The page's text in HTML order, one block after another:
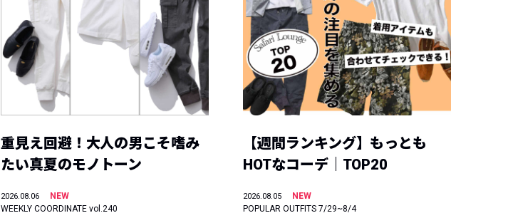
重見え回避！大人の男こそ嗜み
たい真夏のモノトーン
2026.08.06
NEW
WEEKLY COORDINATE vol.240
【週間ランキング】もっとも
HOTなコーデ｜TOP20
2026.08.05
NEW
POPULAR OUTFITS 7/29~8/4